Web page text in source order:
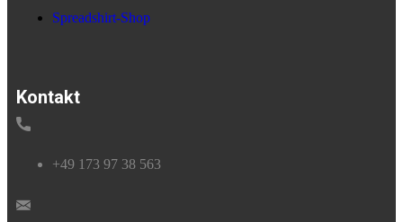
Spreadshirt-Shop
Kontakt
+49 173 97 38 563